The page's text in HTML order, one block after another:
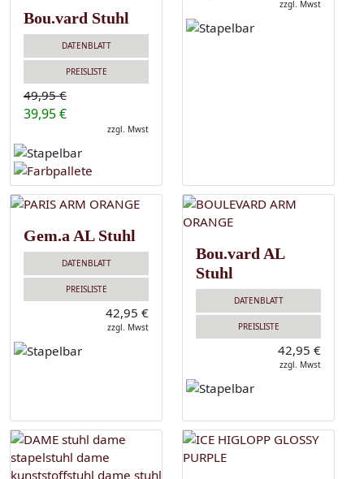
Bou.vard Stuhl
DATENBLATT
PREISLISTE
49,95 €
39,95 €
zzgl. Mwst
zzgl. Mwst
Gem.a AL Stuhl
DATENBLATT
PREISLISTE
42,95 €
zzgl. Mwst
Bou.vard AL
Stuhl
DATENBLATT
PREISLISTE
42,95 €
zzgl. Mwst